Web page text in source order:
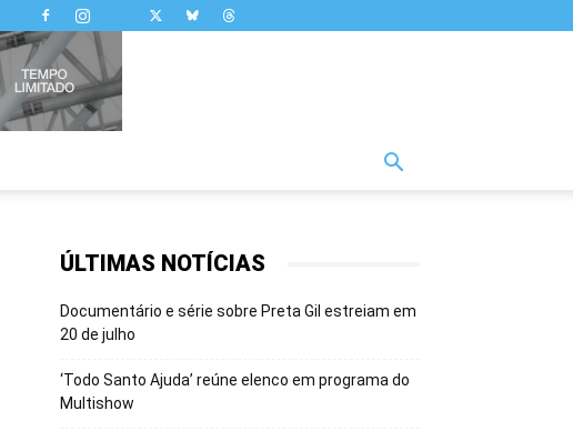
ÚLTIMAS NOTÍCIAS
Documentário e série sobre Preta Gil estreiam em
20 de julho
‘Todo Santo Ajuda’ reúne elenco em programa do
Multishow